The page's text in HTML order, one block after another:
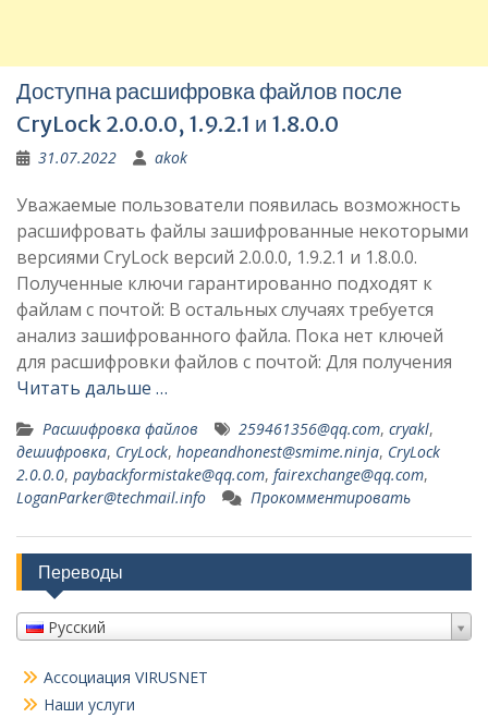
Доступна расшифровка файлов после
CryLock 2.0.0.0, 1.9.2.1 и 1.8.0.0
31.07.2022 akok
Уважаемые пользователи появилась возможность
расшифровать файлы зашифрованные некоторыми
версиями CryLock версий 2.0.0.0, 1.9.2.1 и 1.8.0.0.
Полученные ключи гарантированно подходят к
файлам с почтой: В остальных случаях требуется
анализ зашифрованного файла. Пока нет ключей
для расшифровки файлов с почтой: Для получения
Читать дальше …
Расшифровка файлов 259461356@qq.com, cryakl,
дешифровка, CryLock, hopeandhonest@smime.ninja, CryLock
2.0.0.0, paybackformistake@qq.com, fairexchange@qq.com,
LoganParker@techmail.info
Прокомментировать
Переводы
Русский
Ассоциация VIRUSNET
Наши услуги